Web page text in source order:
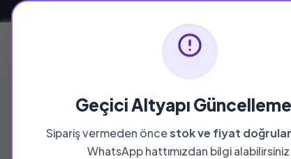
Geçici Altyapı
Sipariş vermeden öncestok ve fiyat
WhatsApp hattımızdan bilgi